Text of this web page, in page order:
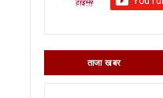
ताजा खबर